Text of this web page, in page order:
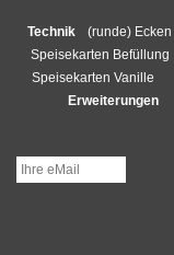
Technik
(runde) Ecken
Speisekarten Befüllung
Speisekarten Vanille
Erweiterungen